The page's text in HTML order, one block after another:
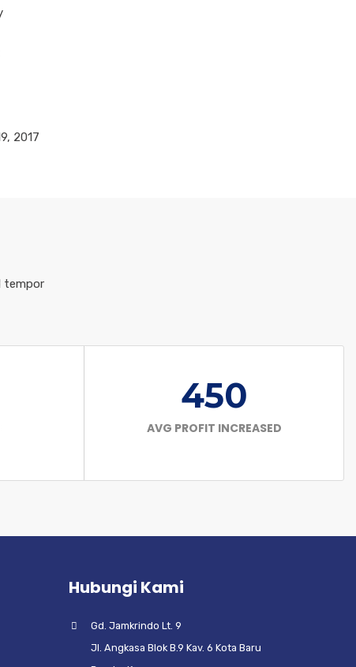
2017
tempor
450
AVG PROFIT INCREASED
Hubungi Kami
Gd. Jamkrindo Lt. 9
Jl. Angkasa Blok B.9 Kav. 6 Kota Baru